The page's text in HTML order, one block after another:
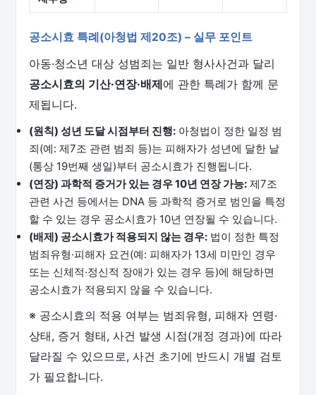
공소시효 특례(아청법 제20조) – 실무 포인트
아동·청소년 대상 성범죄는 일반 형사사건과 달리
공소시효의 기산·연장·배제에 관한 특례가 함께 문
제됩니다.
(원칙) 성년 도달 시점부터 진행: 아청법이 정한 일정 범
죄(예: 제7조 관련 범죄 등)는 피해자가 성년에 달한 날
(통상 19번째 생일)부터 공소시효가 진행됩니다.
(연장) 과학적 증거가 있는 경우 10년 연장 가능: 제7조
관련 사건 등에서는 DNA 등 과학적 증거로 범인을 특정
할 수 있는 경우 공소시효가 10년 연장될 수 있습니다.
(배제) 공소시효가 적용되지 않는 경우: 법이 정한 특정
범죄유형·피해자 요건(예: 피해자가 13세 미만인 경우
또는 신체적·정신적 장애가 있는 경우 등)에 해당하면
공소시효가 적용되지 않을 수 있습니다.
※ 공소시효의 적용 여부는 범죄유형, 피해자 연령·
상태, 증거 형태, 사건 발생 시점(개정 경과)에 따라
달라질 수 있으므로, 사건 초기에 반드시 개별 검토
가 필요합니다.